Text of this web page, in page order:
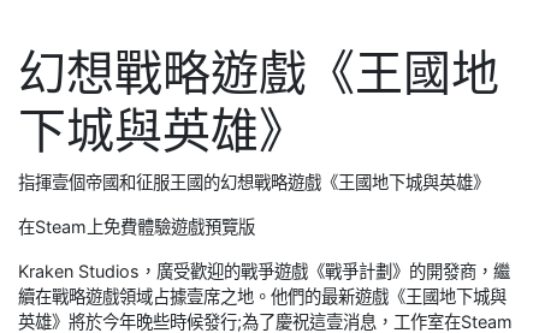
幻想戰略遊戲《王國地
下城與英雄》
指揮壹個帝國和征服王國的幻想戰略遊戲《王國地下城與英雄》
在Steam上免費體驗遊戲預覽版
Kraken Studios，廣受歡迎的戰爭遊戲《戰爭計劃》的開發商，繼
續在戰略遊戲領域占據壹席之地。他們的最新遊戲《王國地下城與
英雄》將於今年晚些時候發行;為了慶祝這壹消息，工作室在Steam